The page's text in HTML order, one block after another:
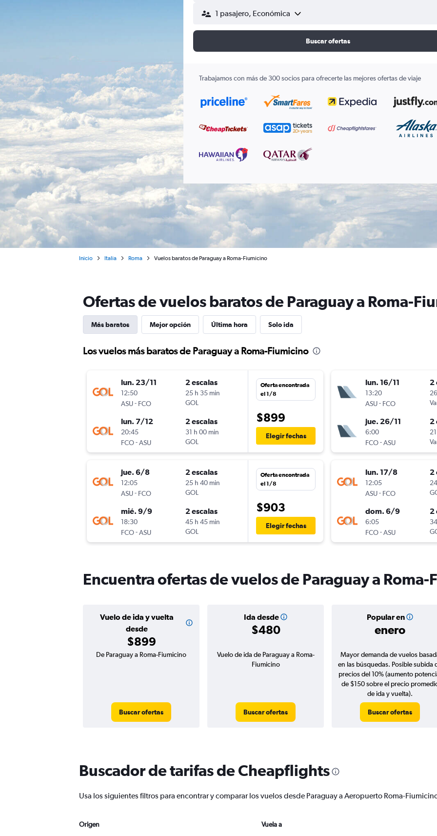
1 pasajero, Económica
Buscar ofertas
Trabajamos con más de 300 socios para ofrecerte las mejores ofertas de viaje
Inicio Italia Roma Vuelos baratos de Paraguay a Roma-Fiumicino
Ofertas de vuelos baratos de Paraguay a Roma-
Más baratos Mejor opción Última hora Solo ida
Los vuelos más baratos de Paraguay a Roma-Fiumicino
lun. 23/11
12:50
ASU- FCO
2 escalas
25 h 35 min
GOL
lun. 7/12
20:45
FCO-ASU
2 escalas
31 h 00 min
GOL
Oferta encontrada
el 1/8
$899
Elegir fechas
jue. 6/8
12:05
ASU- FCO
2 escalas
25 h 40 min
GOL
mié. 9/9
18:30
FCO-ASU
2 escalas
45 h 45 min
GOL
Oferta encontrada
el 1/8
$903
Elegir fechas
lun. 16/11
13:20
ASU- FCO
2
jue. 26/11
6:00
FCO-ASU
2
lun. 17/8
12:05
ASU- FCO
2
dom. 6/9
6:05
FCO-ASU
2
Encuentra ofertas de vuelos de Paraguay a
Vuelo de ida y vuelta
desde
$899
Ida desde
$480
Popular en
enero
De Paraguay a Roma-Fiumicino
Buscar ofertas
Vuelo de ida de Paraguay a Roma-
Fiumicino
Buscar ofertas
Mayor demanda de vuelos
en las búsquedas. Posible subida
precios del 10% (aumento
de $150 sobre el precio
de ida y vuelta).
Buscar ofertas
Buscador de tarifas de Cheapflights
Usa los siguientes filtros para encontrar y comparar los vuelos desde Paraguay a Aeropuerto Roma-
Origen Vuela a